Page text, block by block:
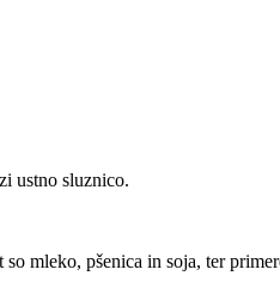
ustno sluznico.
mleko, pšenica in soja, ter